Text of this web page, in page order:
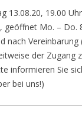
13.08.20, 19.00 Uhr
geöffnet Mo. – Do.
nach
der Zugang
informieren Sie
bei uns!)